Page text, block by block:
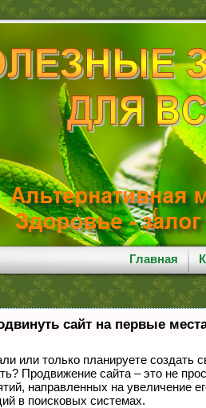
Главная
сайт на первые
или только планируете создать
Продвижение сайта – это не
направленных на увеличение
в поисковых системах.